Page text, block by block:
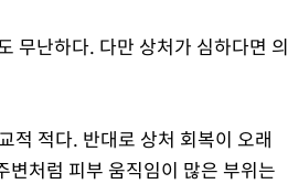
무난하다. 다만 상처가 심하다면 의
적 적다. 반대로 상처 회복이 오래
처럼 피부 움직임이 많은 부위는